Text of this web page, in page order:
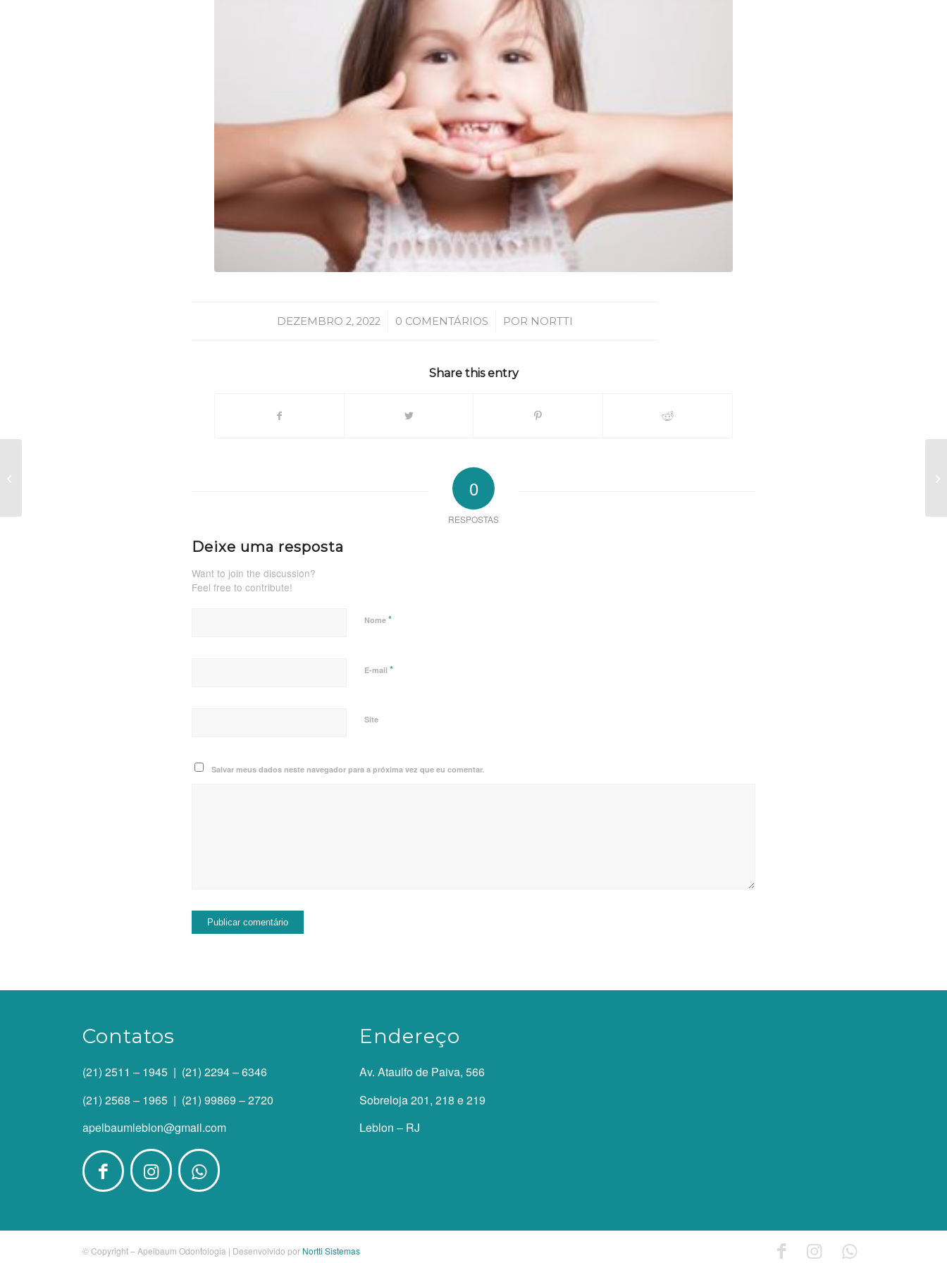
DEZEMBRO 2, 2022
/ 0 COMENTÁRIOS
/ POR NORTTI
Share this entry
0
RESPOSTAS
Deixe uma resposta
Want to join the discussion?
Feel free to contribute!
Nome *
E-mail *
Site
Salvar meus dados neste navegador para a próxima vez que eu comentar.
Contatos
(21) 2511 – 1945 | (21) 2294 – 6346
(21) 2568 – 1965 | (21) 99869 – 2720
apelbaumleblon@gmail.com
Endereço
Av. Ataulfo de Paiva, 566
Sobreloja 201, 218 e 219
Leblon – RJ
© Copyright – Apelbaum Odontologia | Desenvolvido por Nortti Sistemas